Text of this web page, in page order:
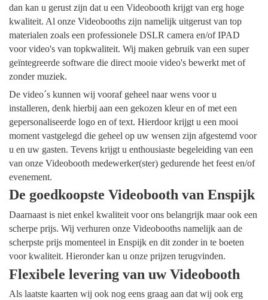
dan kan u gerust zijn dat u een Videobooth krijgt van erg hoge
kwaliteit. Al onze Videobooths zijn namelijk uitgerust van top
materialen zoals een professionele DSLR camera en/of IPAD
voor video's van topkwaliteit. Wij maken gebruik van een super
geïntegreerde software die direct mooie video's bewerkt met of
zonder muziek.
De video´s kunnen wij vooraf geheel naar wens voor u
installeren, denk hierbij aan een gekozen kleur en of met een
gepersonaliseerde logo en of text. Hierdoor krijgt u een mooi
moment vastgelegd die geheel op uw wensen zijn afgestemd voor
u en uw gasten. Tevens krijgt u enthousiaste begeleiding van een
van onze Videobooth medewerker(ster) gedurende het feest en/of
evenement.
De goedkoopste Videobooth van Enspijk
Daarnaast is niet enkel kwaliteit voor ons belangrijk maar ook een
scherpe prijs. Wij verhuren onze Videobooths namelijk aan de
scherpste prijs momenteel in Enspijk en dit zonder in te boeten
voor kwaliteit. Hieronder kan u onze prijzen terugvinden.
Flexibele levering van uw Videobooth
Als laatste kaarten wij ook nog eens graag aan dat wij ook erg